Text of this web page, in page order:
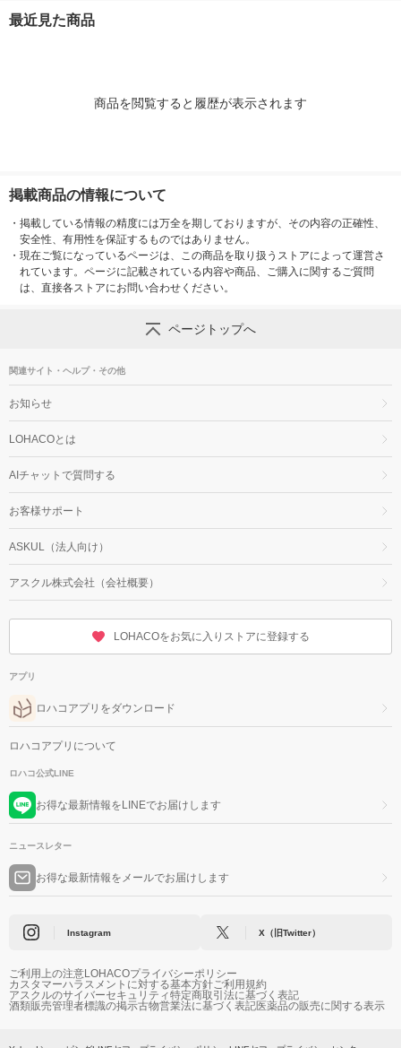
最近見た商品
商品を閲覧すると履歴が表示されます
掲載商品の情報について
・ 掲載している情報の精度には万全を期しておりますが、その内容の正確性、
安全性、有用性を保証するものではありません。
・ 現在ご覧になっているページは、この商品を取り扱うストアによって運営さ
れています。ページに記載されている内容や商品、ご購入に関するご質問
は、直接各ストアにお問い合わせください。
ページトップへ
関連サイト・ヘルプ・その他
お知らせ
LOHACOとは
AIチャットで質問する
お客様サポート
ASKUL（法人向け）
アスクル株式会社（会社概要）
LOHACOをお気に入りストアに登録する
アプリ
ロハコアプリをダウンロード
ロハコアプリについて
ロハコ公式LINE
お得な最新情報をLINEでお届けします
ニュースレター
お得な最新情報をメールでお届けします
Instagram X（旧Twitter）
ご利用上の注意LOHACOプライバシーポリシー
カスタマーハラスメントに対する基本方針ご利用規約
アスクルのサイバーセキュリティ特定商取引法に基づく表記
酒類販売管理者標識の掲示古物営業法に基づく表記医薬品の販売に関する表示